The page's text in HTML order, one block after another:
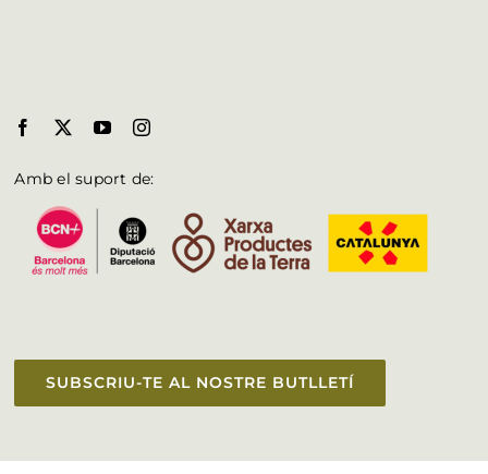
Amb el suport de:
SUBSCRIU-TE AL NOSTRE BUTLLETÍ